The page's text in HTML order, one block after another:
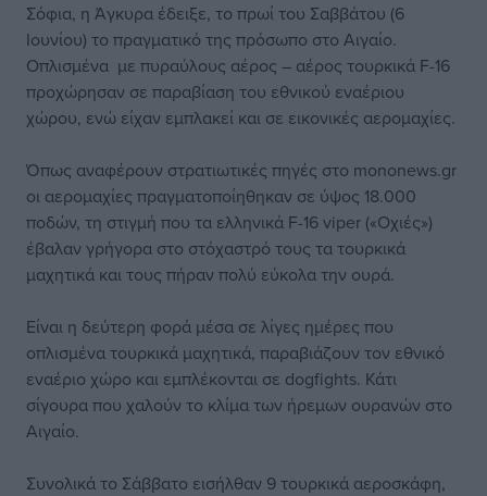
Σόφια, η Άγκυρα έδειξε, το πρωί του Σαββάτου (6
Ιουνίου) το πραγματικό της πρόσωπο στο Αιγαίο.
Οπλισμένα με πυραύλους αέρος – αέρος τουρκικά F-16
προχώρησαν σε παραβίαση του εθνικού εναέριου
χώρου, ενώ είχαν εμπλακεί και σε εικονικές αερομαχίες.
Όπως αναφέρουν στρατιωτικές πηγές στο mononews.gr
οι αερομαχίες πραγματοποίηθηκαν σε ύψος 18.000
ποδών, τη στιγμή που τα ελληνικά F-16 viper («Οχιές»)
έβαλαν γρήγορα στο στόχαστρό τους τα τουρκικά
μαχητικά και τους πήραν πολύ εύκολα την ουρά.
Είναι η δεύτερη φορά μέσα σε λίγες ημέρες που
οπλισμένα τουρκικά μαχητικά, παραβιάζουν τον εθνικό
εναέριο χώρο και εμπλέκονται σε dogfights. Κάτι
σίγουρα που χαλούν το κλίμα των ήρεμων ουρανών στο
Αιγαίο.
Συνολικά το Σάββατο εισήλθαν 9 τουρκικά αεροσκάφη,